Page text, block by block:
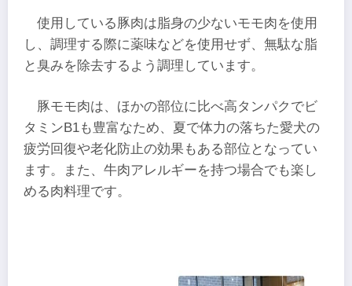
使用している豚肉は脂身の少ないモモ肉を使用
し、調理する際に薬味などを使用せず、無駄な脂
と臭みを除去するよう調理しています。
豚モモ肉は、ほかの部位に比べ高タンパクでビ
タミンB1も豊富なため、夏で体力の落ちた愛犬の
疲労回復や老化防止の効果もある部位となってい
ます。また、牛肉アレルギーを持つ場合でも楽し
める肉料理です。